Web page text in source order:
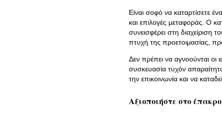
Είναι σοφό να καταρτίσετε
και επιλογές μεταφοράς. Ο
συνεισφέρει στη διαχείριση
πτυχή της προετοιμασίας,
Δεν πρέπει να αγνοούνται
συσκευασία τυχόν
την επικοινωνία και να
Αξιοποιήστε στο